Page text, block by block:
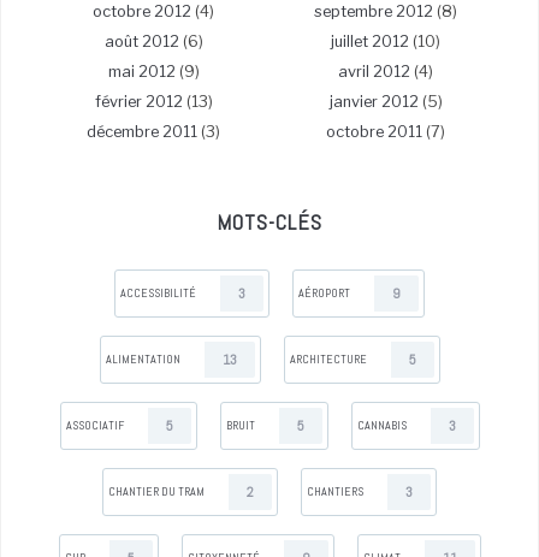
octobre 2012 (4) septembre 2012 (8)
août 2012 (6) juillet 2012 (10)
mai 2012 (9) avril 2012 (4)
février 2012 (13) janvier 2012 (5)
décembre 2011 (3) octobre 2011 (7)
MOTS-CLÉS
ACCESSIBILITÉ 3 AÉROPORT 9
ALIMENTATION 13 ARCHITECTURE 5
ASSOCIATIF 5 BRUIT 5 CANNABIS 3
CHANTIER DU TRAM 2 CHANTIERS 3